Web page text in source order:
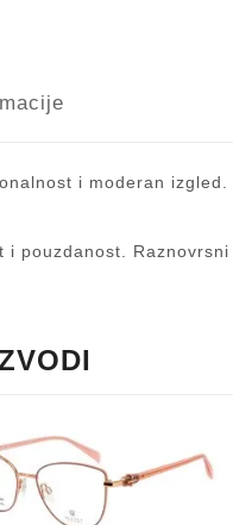
i moderan
pouzdanost.